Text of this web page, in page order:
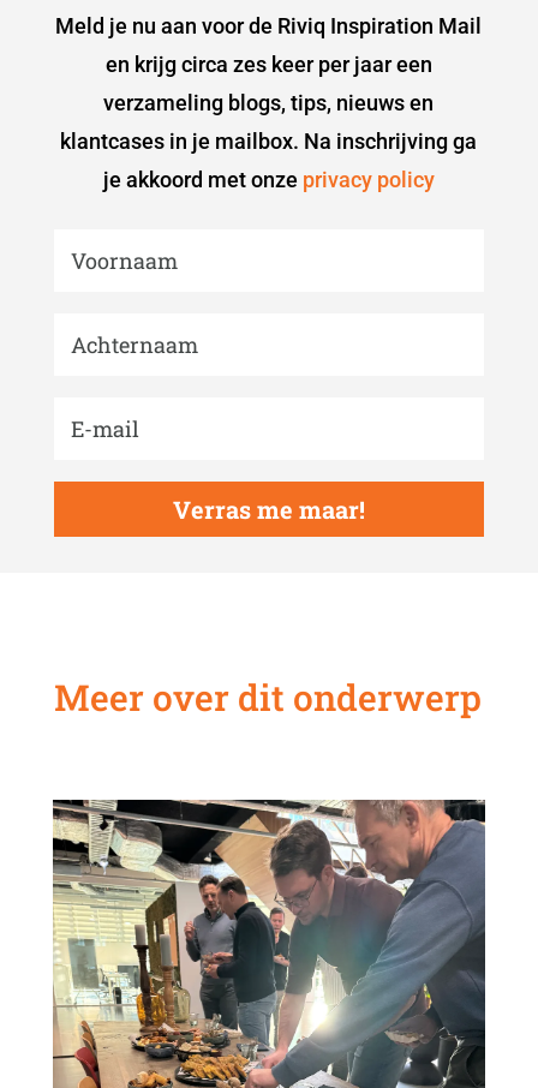
Meld je nu aan voor de Riviq Inspiration Mail
en krijg circa zes keer per jaar een
verzameling blogs, tips, nieuws en
klantcases in je mailbox. Na inschrijving ga
je akkoord met onze privacy policy
Verras me maar!
Meer over dit onderwerp